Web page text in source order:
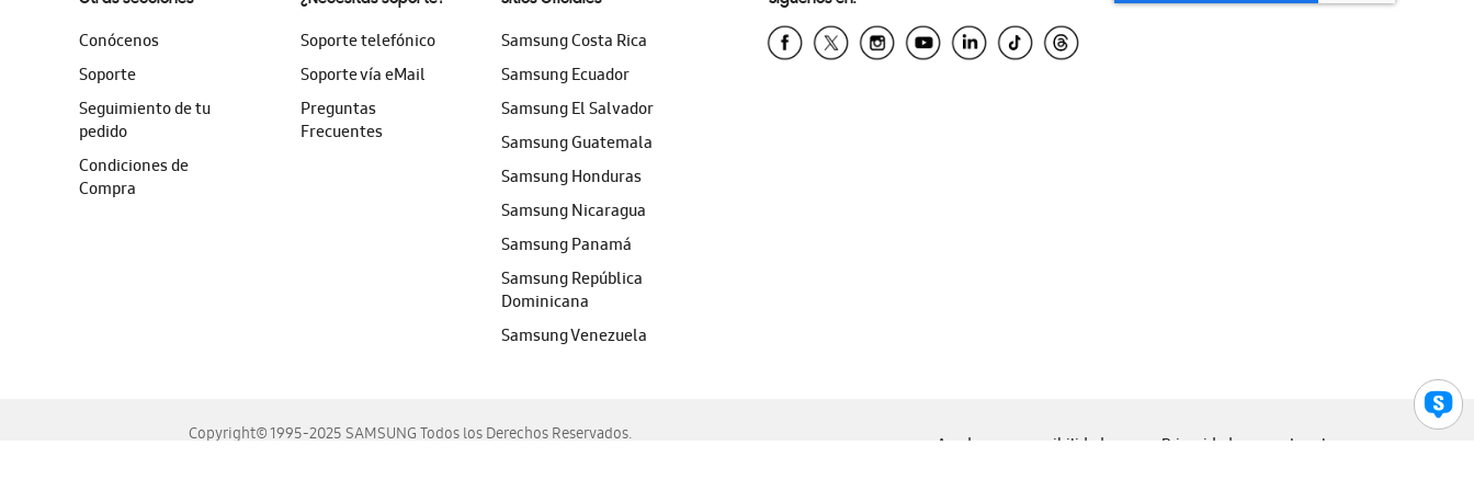
Conócenos
Soporte
Seguimiento de tu
pedido
Condiciones de
Compra
Soporte telefónico
Soporte vía eMail
Preguntas
Frecuentes
Samsung Costa Rica
Samsung Ecuador
Samsung El Salvador
Samsung Guatemala
Samsung Honduras
Samsung Nicaragua
Samsung Panamá
Samsung República
Dominicana
Samsung Venezuela
Copyright© 1995-2025 SAMSUNG Todos los Derechos Reservados.
Ayuda para accesibilidad Privacidad Legal